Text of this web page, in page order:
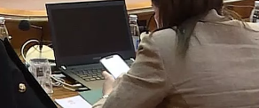
IZJAVA GODINE